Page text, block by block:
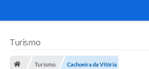
Turismo
Turismo Cachoeira da Vitória